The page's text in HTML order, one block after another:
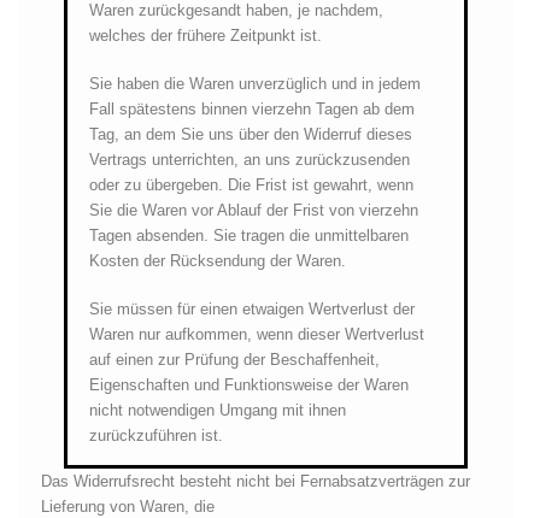
Waren zurückgesandt haben, je nachdem,
welches der frühere Zeitpunkt ist.
Sie haben die Waren unverzüglich und in jedem
Fall spätestens binnen vierzehn Tagen ab dem
Tag, an dem Sie uns über den Widerruf dieses
Vertrags unterrichten, an uns zurückzusenden
oder zu übergeben. Die Frist ist gewahrt, wenn
Sie die Waren vor Ablauf der Frist von vierzehn
Tagen absenden. Sie tragen die unmittelbaren
Kosten der Rücksendung der Waren.
Sie müssen für einen etwaigen Wertverlust der
Waren nur aufkommen, wenn dieser Wertverlust
auf einen zur Prüfung der Beschaffenheit,
Eigenschaften und Funktionsweise der Waren
nicht notwendigen Umgang mit ihnen
zurückzuführen ist.
Das Widerrufsrecht besteht nicht bei Fernabsatzverträgen zur
Lieferung von Waren, die